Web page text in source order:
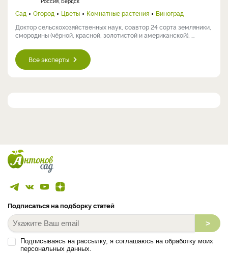
Сад Огород Цветы Комнатные растения
Виноград
Доктор сельскохозяйственных наук, соавтор 24 сорта земляники,
смородины (чёрной, красной, золотистой и американской), ...
Все эксперты
Подписаться на подборку статей
>
Подписываясь на рассылку, я соглашаюсь на обработку моих
персональных данных.